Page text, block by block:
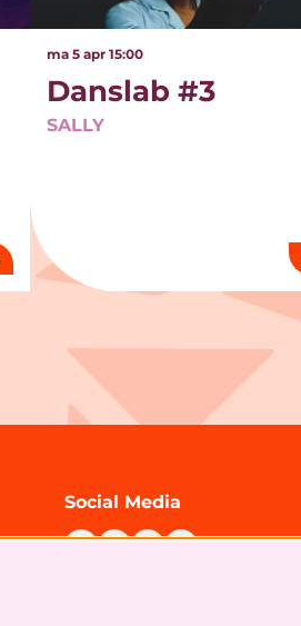
Danslab #3
SALLY
ma 5 apr 15:00
Social Media